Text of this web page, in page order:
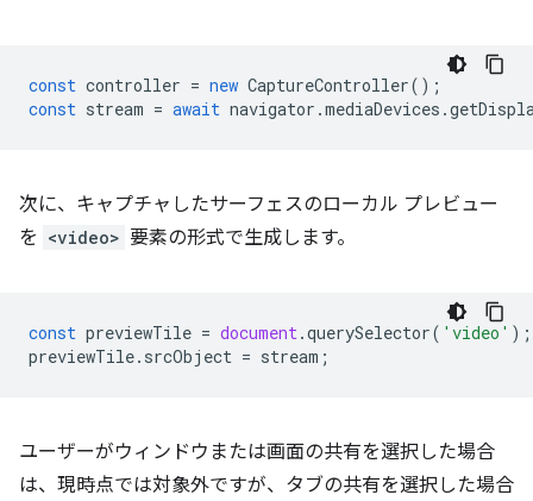
const controller = new CaptureController();
const stream = await navigator .mediaDevices .
次に、キャプチャしたサーフェスのローカル プレビュー
を <video> 要素の形式で生成します。
const previewTile = document.querySelector( 'video' );
previewTile. srcObject = stream ;
ユーザーがウィンドウまたは画面の共有を選択した場合
は、現時点では対象外ですが、タブの共有を選択した場合